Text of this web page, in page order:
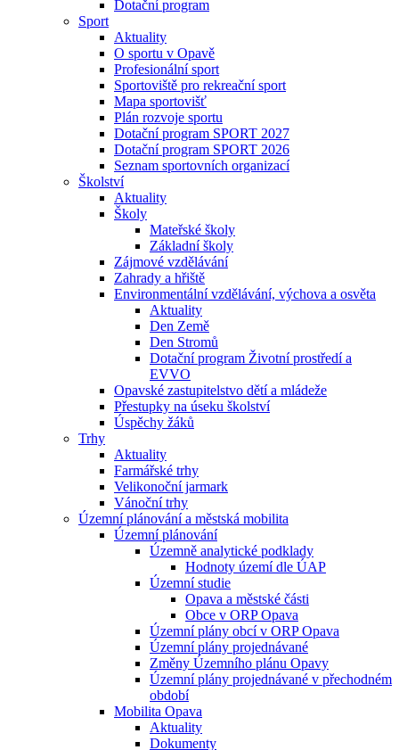
Dotační program
Sport
Aktuality
O sportu v Opavě
Profesionální sport
Sportoviště pro rekreační sport
Mapa sportovišť
Plán rozvoje sportu
Dotační program SPORT 2027
Dotační program SPORT 2026
Seznam sportovních organizací
Školství
Aktuality
Školy
Mateřské školy
Základní školy
Zájmové vzdělávání
Zahrady a hřiště
Environmentální vzdělávání, výchova a osvěta
Aktuality
Den Země
Den Stromů
Dotační program Životní prostředí a
EVVO
Opavské zastupitelstvo dětí a mládeže
Přestupky na úseku školství
Úspěchy žáků
Trhy
Aktuality
Farmářské trhy
Velikonoční jarmark
Vánoční trhy
Územní plánování a městská mobilita
Územní plánování
Územně analytické podklady
Hodnoty území dle ÚAP
Územní studie
Opava a městské části
Obce v ORP Opava
Územní plány obcí v ORP Opava
Územní plány projednávané
Změny Územního plánu Opavy
Územní plány projednávané v přechodném
období
Mobilita Opava
Aktuality
Dokumenty